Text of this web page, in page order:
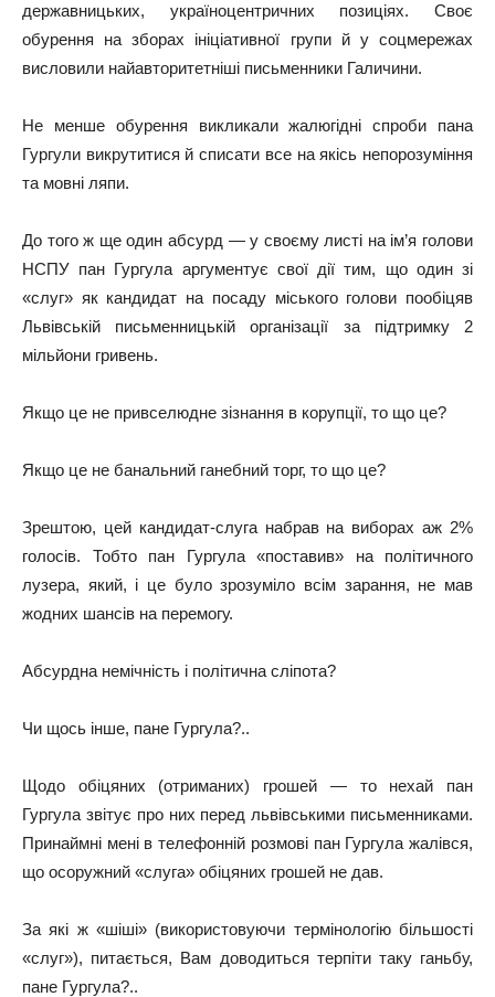
державницьких, україноцентричних позиціях. Своє
обурення на зборах ініціативної групи й у соцмережах
висловили найавторитетніші письменники Галичини.
Не менше обурення викликали жалюгідні спроби пана
Гургули викрутитися й списати все на якісь непорозуміння
та мовні ляпи.
До того ж ще один абсурд — у своєму листі на ім’я голови
НСПУ пан Гургула аргументує свої дії тим, що один зі
«слуг» як кандидат на посаду міського голови пообіцяв
Львівській письменницькій організації за підтримку 2
мільйони гривень.
Якщо це не привселюдне зізнання в корупції, то що це?
Якщо це не банальний ганебний торг, то що це?
Зрештою, цей кандидат-слуга набрав на виборах аж 2%
голосів. Тобто пан Гургула «поставив» на політичного
лузера, який, і це було зрозуміло всім зарання, не мав
жодних шансів на перемогу.
Абсурдна немічність і політична сліпота?
Чи щось інше, пане Гургула?..
Щодо обіцяних (отриманих) грошей — то нехай пан
Гургула звітує про них перед львівськими письменниками.
Принаймні мені в телефонній розмові пан Гургула жалівся,
що осоружний «слуга» обіцяних грошей не дав.
За які ж «шіші» (використовуючи термінологію більшості
«слуг»), питається, Вам доводиться терпіти таку ганьбу,
пане Гургула?..